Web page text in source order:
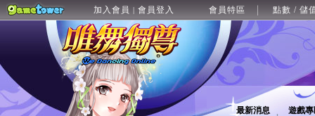
加入會員 | 會員登入 會員特區 點數 / 儲
最新消息 遊戲